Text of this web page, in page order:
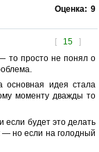
Оценка: 9
[ 15 ]
то просто не понял о
основная идея стала
моменту дважды то
если будет это делать
— но если на голодный